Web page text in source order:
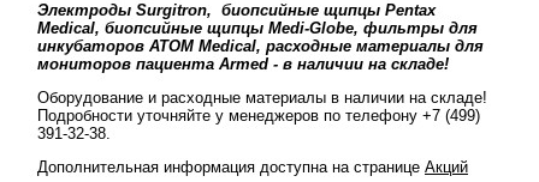
Электроды Surgitron, биопсийные щипцы Pentax
Medical, биопсийные щипцы Medi-Globe, фильтры для
инкубаторов ATOM Medical, расходные материалы для
мониторов пациента Armed - в наличии на складе!
Оборудование и расходные материалы в наличии на складе!
Подробности уточняйте у менеджеров по телефону +7 (499)
391-32-38.
Дополнительная информация доступна на странице Акций